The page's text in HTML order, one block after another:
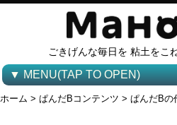
ごきげんな毎日を 粘土をこ
▼ MENU(TAP TO OPEN)
ホーム > ぱんだBコンテンツ > ぱんだBの